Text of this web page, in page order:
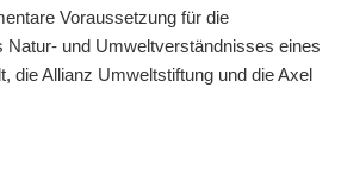
Voraussetzung für die
Natur- und Umweltverständnisses eines
die Allianz Umweltstiftung und die Axel